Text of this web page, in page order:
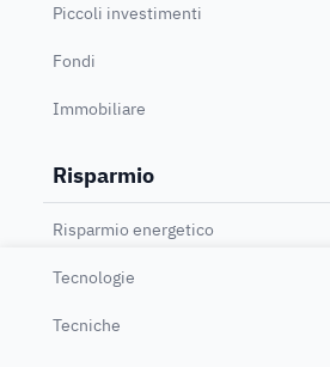
Piccoli investimenti
Fondi
Immobiliare
Risparmio
Risparmio energetico
Tecnologie
Tecniche